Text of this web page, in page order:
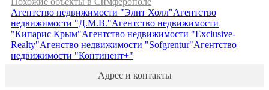
Агентство недвижимости "Элит Холл"Агентство
недвижимости "Д.М.В."Агентство недвижимости
"Кипарис Крым"Агентство недвижимости "Exclusive-
Realty"Агенство недвижимости "Sofgrentur"Агентство
недвижимости "Континент+"
Адрес и контакты